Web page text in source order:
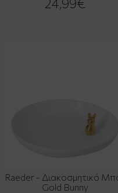
24,99€
Raeder - Διακοσμητικό
Gold Bunny